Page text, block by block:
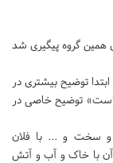
گروه پیگیری شد
توضیح بیشتری در
است» توضیح خاصی در
و سخت و ... با فلان
آن با خاک و آب و آتش